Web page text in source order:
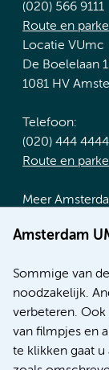
Amsterdam
Sommige van
noodzakelijk.
verbeteren.
van filmpjes en
te klikken gaat
(020) 566 9111
Route en
Locatie VUmc
De Boelelaan
1081 HV
Telefoon:
(020) 444 4444
Route en
Meer
Werken bij
Nieuws
Research
Educatie
Educatie